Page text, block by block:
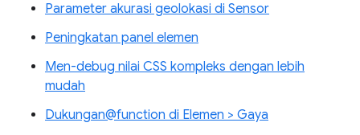
Parameter akurasi geolokasi di Sensor
Peningkatan panel elemen
Men-debug nilai CSS kompleks dengan lebih
mudah
Dukungan@function di Elemen > Gaya